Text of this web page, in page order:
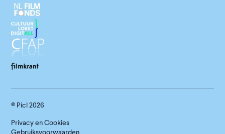
© Picl2026
Privacy en Cookies
Gebruiksvoorwaarden